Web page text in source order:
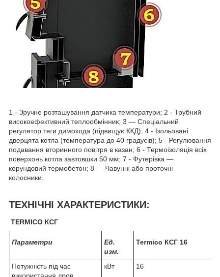
1 - Зручне розташування датчика температури; 2 - Трубний
високоефективний теплообмінник; 3 — Спеціальний
регулятор тяги димохода (підвищує ККД); 4 - Ізольовані
дверцята котла (температура до 40 градусів); 5 - Регулювання
подавання вторинного повітря в казан; 6 - Термоізоляція всіх
поверхонь котла завтовшки 50 мм; 7 - Футерівка —
корундовий термобетон; 8 — Чавунні або проточні
колосники.
ТЕХНІЧНІ ХАРАКТЕРИСТИКИ:
TERMICO КСГ
Параметри
Ед.
изм.
Termico КСГ 16
Потужність під час
кВт 16